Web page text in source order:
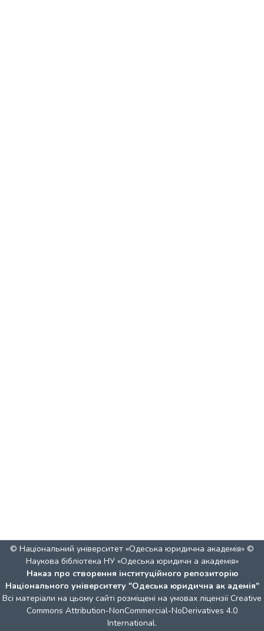
© Національний університет «Одеська юридична академія» ©
Наукова бібліотека НУ «Одеська юридичн а академія»
Наказ про створення інституційного репозиторію
Національного університету "Одеська юридична ак адемія"
Всі матеріали на цьому сайті розміщені на умовах ліцензії Creative
Commons Attribution-NonCommercial-NoDerivatives 4.0
International.